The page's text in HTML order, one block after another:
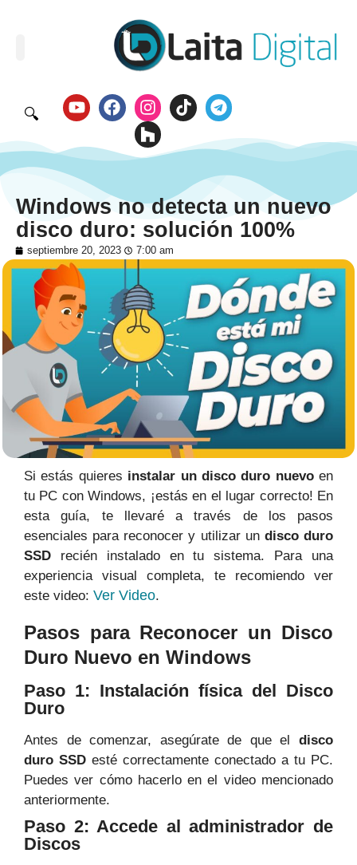
🔍
Windows no detecta un nuevo
disco duro: solución 100%
septiembre 20, 2023 7:00 am
Si estás quieres instalar un disco duro nuevoen
tu PC con Windows, ¡estás en el lugar correcto! En
esta guía, te llevaré a través de los pasos
esenciales para reconocer y utilizar un disco duro
SSD recién instalado en tu sistema. Para una
experiencia visual completa, te recomiendo ver
este video: Ver Video.
Pasos para Reconocer un Disco
Duro Nuevo en Windows
Paso 1: Instalación física del Disco
Duro
Antes de comenzar, asegúrate de que el disco
duro SSD esté correctamente conectado a tu PC.
Puedes ver cómo hacerlo en el video mencionado
anteriormente.
Paso 2: Accede al administrador de
Discos